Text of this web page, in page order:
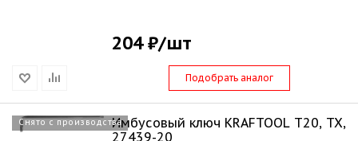
204 ₽/шт
Подобрать аналог
Снято с производстваИмбусовый ключ KRAFTOOL Т20, TX,
27439-20